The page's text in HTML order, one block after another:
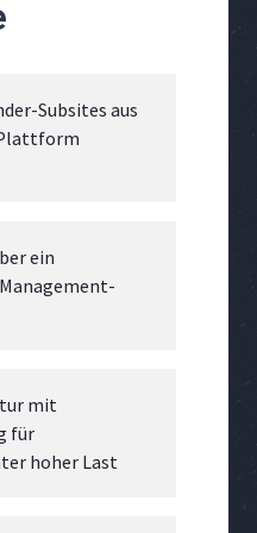
Subsites aus
ein
mit
für
hoher Last